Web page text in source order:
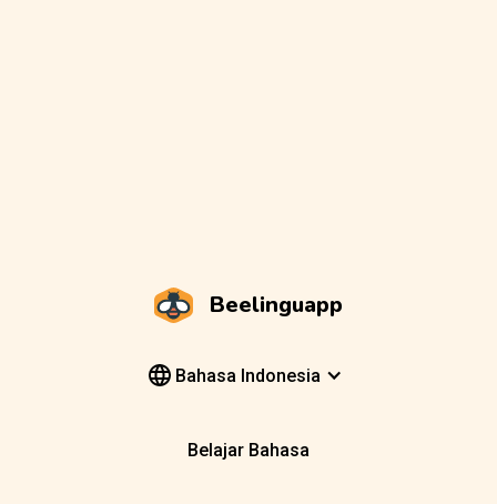
Beelinguapp
Bahasa Indonesia
Belajar Bahasa